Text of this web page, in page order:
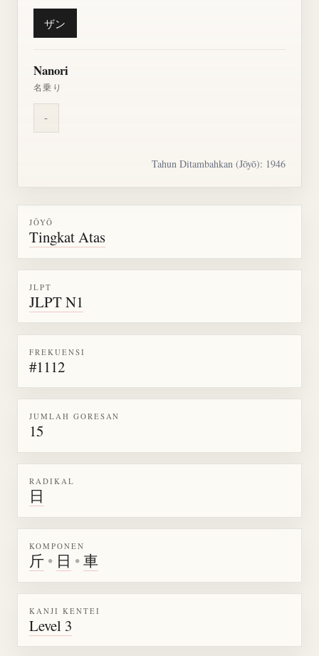
ザン
Nanori
名乗り
-
Tahun Ditambahkan (Jōyō): 1946
JŌYŌ
Tingkat Atas
JLPT
JLPT N1
FREKUENSI
#1112
JUMLAH GORESAN
15
RADIKAL
日
KOMPONEN
斤 • 日 •車
KANJI KENTEI
Level 3